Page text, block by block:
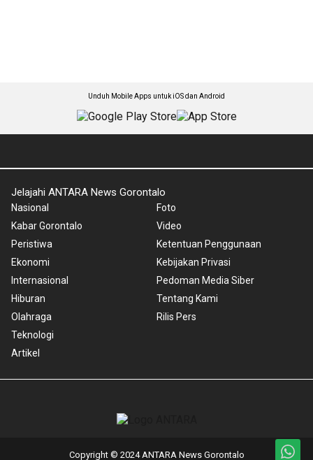
Unduh Mobile Apps untuk iOS dan Android
Jelajahi ANTARA News Gorontalo
Nasional
Kabar Gorontalo
Peristiwa
Ekonomi
Internasional
Hiburan
Olahraga
Teknologi
Artikel
Foto
Video
Ketentuan Penggunaan
Kebijakan Privasi
Pedoman Media Siber
Tentang Kami
Rilis Pers
Copyright © 2024 ANTARA News Gorontalo